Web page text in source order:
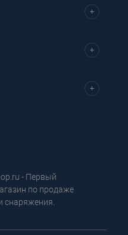
- Первый
по продаже
снаряжения.